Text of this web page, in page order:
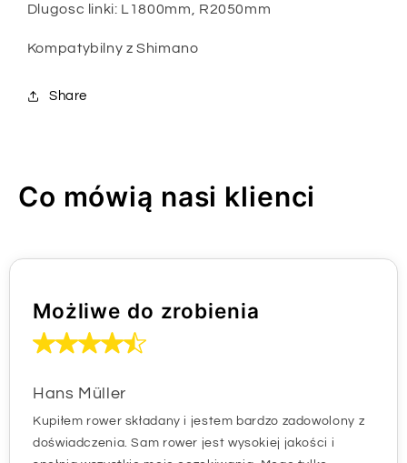
Dlugosc linki: L1800mm, R2050mm
Kompatybilny z Shimano
Share
Co mówią nasi klienci
Możliwe do zrobienia
Hans Müller
Kupiłem rower składany i jestem bardzo zadowolony z
doświadczenia. Sam rower jest wysokiej jakości i